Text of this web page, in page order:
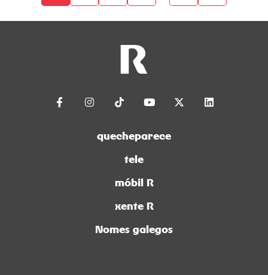
quecheparece
tele
móbil R
xente R
Nomes galegos